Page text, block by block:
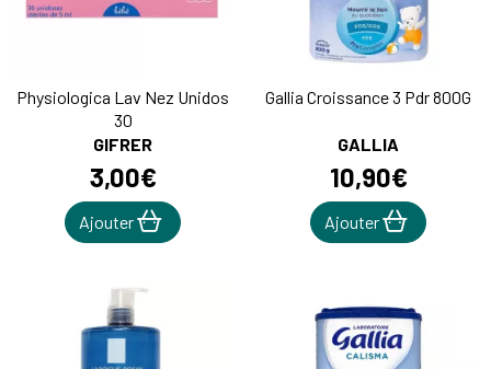
Physiologica Lav Nez Unidos
30
GIFRER
3,00€
Ajouter
Gallia Croissance 3 Pdr 800G
GALLIA
10,90€
Ajouter